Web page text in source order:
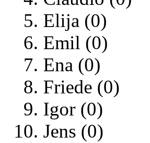
Elija (0)
Emil (0)
Ena (0)
Friede (0)
Igor (0)
Jens (0)